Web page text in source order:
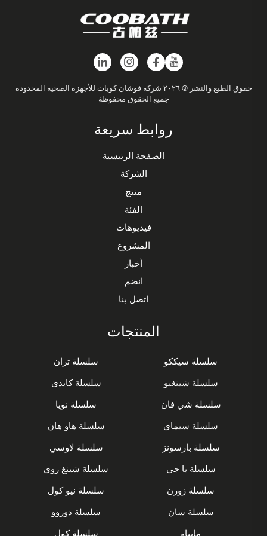
حقوق الطبع والنشر © ٢٠٢٦ شركة فوشان كوباث للأجهزة الصحية المحدودة
جميع الحقوق محفوظة
روابط سريعة
الصفحة الرئيسية
الشركة
منتج
الفئة
فيديوهات
المشروع
أخبار
انضم
اتصل بنا
المنتجات
سلسلة سيككو
سلسلة تران
سلسلة شينغبو
سلسلة كايدى
سلسلة شي فان
سلسلة نويا
سلسلة سيماي
سلسلة هاو هان
سلسلة بارسونز
سلسلة لاوسي
سلسلة يا جي
سلسلة شينغ روي
سلسلة زورن
سلسلة نيو كول
سلسلة سان
سلسلة دوروو